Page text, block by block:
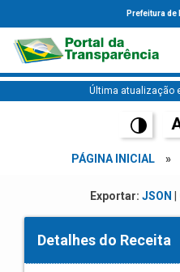
Prefeitura de
Última atualização
PÁGINA INICIAL »
Exportar: JSON
Detalhes do Receita